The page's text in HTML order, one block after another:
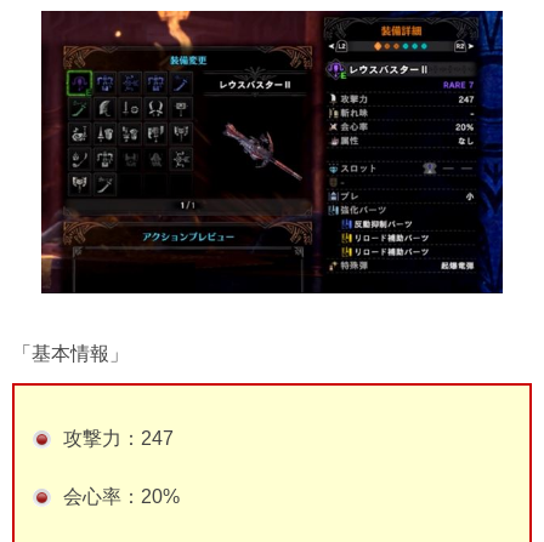
「基本情報」
攻撃力：247
会心率：20%